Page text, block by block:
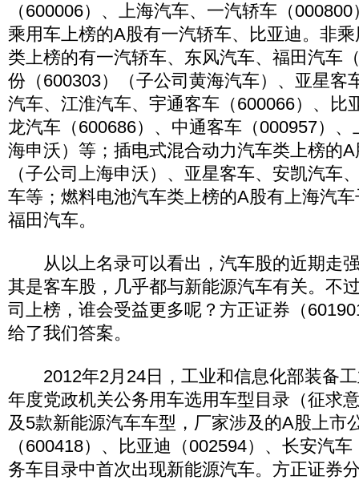
（600006）、上海汽车、一汽轿车（
乘用车上榜的A股有一汽轿车、比亚迪。非
类上榜的有一汽轿车、东风汽车、福田汽车
份（600303）（子公司黄海汽车）、亚星客
汽车、江淮汽车、宇通客车（600066）、比
龙汽车（600686）、中通客车（000957）
海申沃）等；插电式混合动力汽车类上榜的
（子公司上海申沃）、亚星客车、安凯汽车
车等；燃料电池汽车类上榜的A股有上海汽
福田汽车。
从以上名录可以看出，汽车股的近期走
其是客车股，几乎都与新能源汽车有关。不
司上榜，谁会受益更多呢？方正证券（
给了我们答案。
2012年2月24日，工业和信息化部装备工
年度党政机关公务用车选用车型目录（征求
及5款新能源汽车车型，厂家涉及的A股上市
（600418）、比亚迪（002594）、长安汽
务车目录中首次出现新能源汽车。方正证券